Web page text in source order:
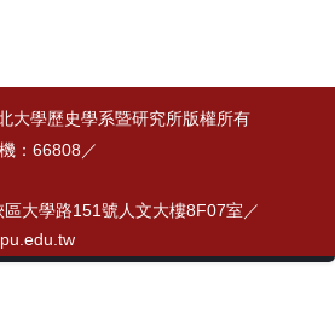
大學歷史學系暨研究所版權所有
：66808／
大學路151號人文大樓8F07室／